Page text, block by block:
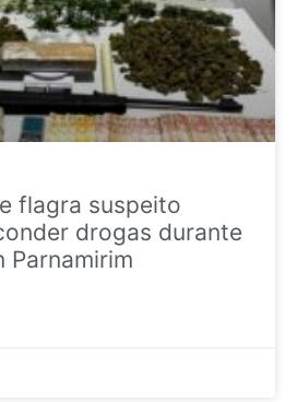
flagra suspeito
drogas durante
Parnamirim